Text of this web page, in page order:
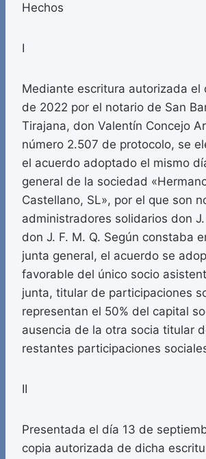
Hechos
I
Mediante escritura autorizada el
de 2022 por el notario de San
Tirajana, don Valentín Concejo
número 2.507 de protocolo, se
el acuerdo adoptado el mismo
general de la sociedad
Castellano, SL», por el que son
administradores solidarios don
don J. F. M. Q. Según constaba
junta general, el acuerdo se
favorable del único socio
junta, titular de participaciones
representan el 50% del capital
ausencia de la otra socia titular
restantes participaciones
II
Presentada el día 13 de
copia autorizada de dicha